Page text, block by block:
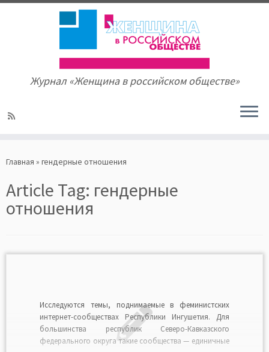
to
Журнал «Женщина в российском обществе»
Главная » гендерные отношения
Article Tag: гендерные
отношения
Исследуются темы, поднимаемые в феминистских
интернет-сообществах Республики Ингушетия. Для
большинства республик Северо-Кавказского
федерального округа такие сообщества — единичные